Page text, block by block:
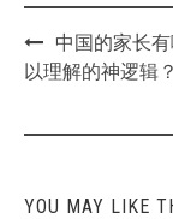
Post
navigation
中国的家长
以理解的神逻辑？
YOU MAY LIKE